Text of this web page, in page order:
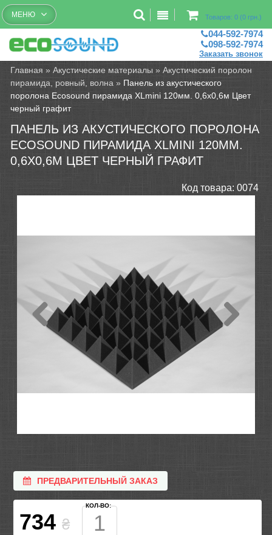
Бесплатный рассчет помещений
Товаров: 0 (0 грн.)
МЕНЮ
044-592-7974
098-592-7974
Заказать звонок
Главная »Акустические материалы »Акустический поролон
пирамида, ровный, волна » Панель из акустического
поролона Ecosound пирамида XLmini 120мм. 0,6х0,6м Цвет
черный графит
ПАНЕЛЬ ИЗ АКУСТИЧЕСКОГО ПОРОЛОНА
ECOSOUND ПИРАМИДА XLMINI 120ММ.
0,6Х0,6М ЦВЕТ ЧЕРНЫЙ ГРАФИТ
Код товара: 0074
ПРЕДВАРИТЕЛЬНЫЙ ЗАКАЗ
734 ₴
КОЛ-ВО: